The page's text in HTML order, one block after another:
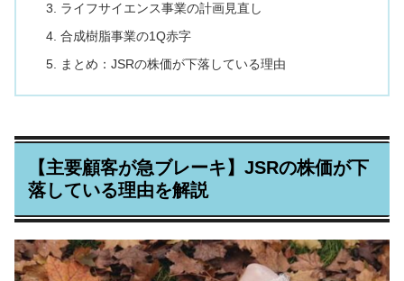
ライフサイエンス事業の計画見直し
合成樹脂事業の1Q赤字
まとめ：JSRの株価が下落している理由
【主要顧客が急ブレーキ】JSRの株価が下
落している理由を解説